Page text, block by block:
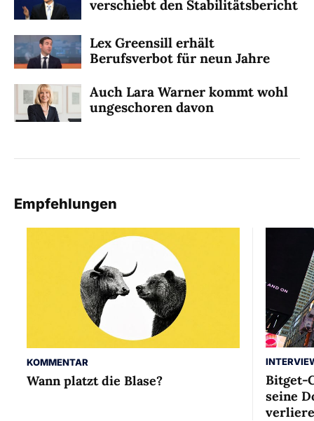
verschiebt den Stabilitätsbericht
Lex Greensill erhält
Berufsverbot für neun Jahre
Auch Lara Warner kommt wohl
ungeschoren davon
Empfehlungen
KOMMENTAR
Wann platzt die Blase?
Bitget-
seine